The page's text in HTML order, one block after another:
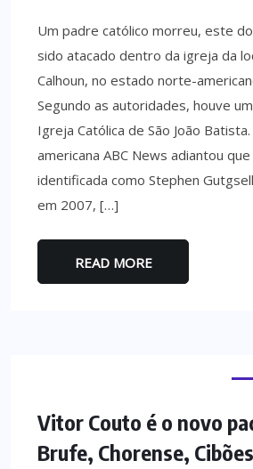
Um padre católico morreu, este
sido atacado dentro da igreja da
Calhoun, no estado norte-
Segundo as autoridades, houve
Igreja Católica de São João
americana ABC News adiantou
identificada como Stephen
em 2007, […]
READ MORE
Vitor Couto é o novo
Brufe, Chorense,